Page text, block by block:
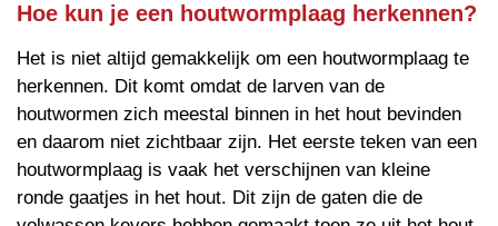
Hoe kun je een houtwormplaag herkennen?
Het is niet altijd gemakkelijk om een houtwormplaag te
herkennen. Dit komt omdat de larven van de
houtwormen zich meestal binnen in het hout bevinden
en daarom niet zichtbaar zijn. Het eerste teken van een
houtwormplaag is vaak het verschijnen van kleine
ronde gaatjes in het hout. Dit zijn de gaten die de